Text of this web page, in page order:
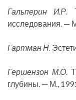
Гальперин И.Р.
исследования. —
Гартман Н.
Гершензон М.О.
глубины. — М.,